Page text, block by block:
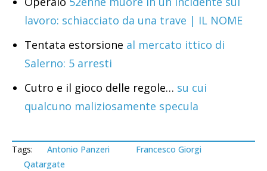
lavoro: schiacciato da una trave | IL NOME
Tentata estorsione al mercato ittico di
Salerno: 5 arresti
Cutro e il gioco delle regole… su cui
qualcuno maliziosamente specula
Tags: Antonio Panzeri
Francesco Giorgi
Qatargate